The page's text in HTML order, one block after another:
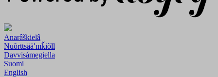
Anarâškielâ
Nuõrttsääʹmǩiõll
Davvisámegiella
Suomi
English